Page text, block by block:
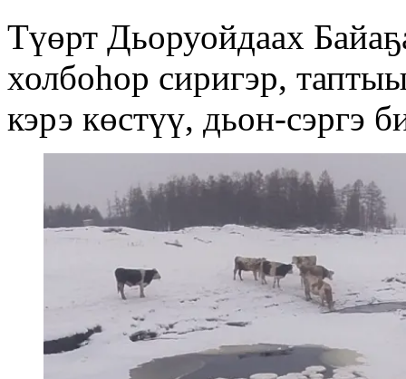
Түөрт Дьоруойдаах
холбоһор сиригэр,
кэрэ көстүү, дьон-сэргэ